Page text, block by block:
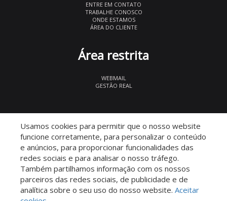
ENTRE EM CONTATO
TRABALHE CONOSCO
ONDE ESTAMOS
ÁREA DO CLIENTE
Área restrita
WEBMAIL
GESTÃO REAL
Descomplicado por:
Usamos cookies para permitir que o nosso website
funcione corretamente, para personalizar o conteúdo
e anúncios, para proporcionar funcionalidades das
redes sociais e para analisar o nosso tráfego.
Também partilhamos informação com os nossos
parceiros das redes sociais, de publicidade e de
analítica sobre o seu uso do nosso website. Aceitar